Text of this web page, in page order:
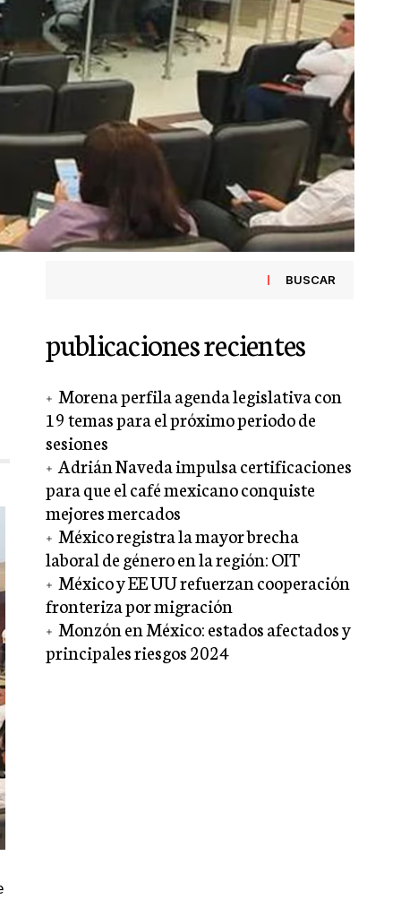
BUSCAR
publicaciones recientes
Morena perfila agenda legislativa con
19 temas para el próximo periodo de
sesiones
Adrián Naveda impulsa certificaciones
para que el café mexicano conquiste
mejores mercados
México registra la mayor brecha
laboral de género en la región: OIT
México y EE UU refuerzan cooperación
fronteriza por migración
Monzón en México: estados afectados y
principales riesgos 2024